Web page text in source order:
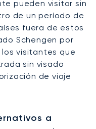
pueden visitar sin
de un período de
fuera de estos
Schengen por
visitantes que
sin visado
de viaje
a